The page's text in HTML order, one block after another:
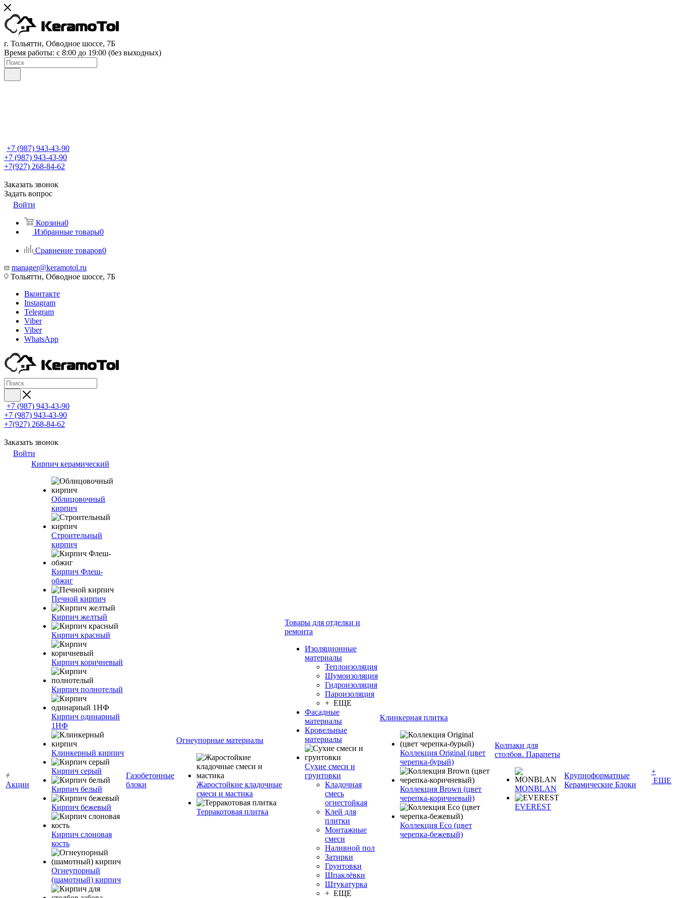
г. Тольятти, Обводное шоссе, 7Б
Время работы: c 8:00 до 19:00 (без выходных)
+7 (987) 943-43-90
+7 (987) 943-43-90
+7(927) 268-84-62
Заказать звонок
Задать вопрос
Войти
Корзина0
Избранные товары0
Сравнение товаров0
manager@keramotol.ru
Тольятти, Обводное шоссе, 7Б
Вконтакте
Instagram
Telegram
Viber
Viber
WhatsApp
+7 (987) 943-43-90
+7 (987) 943-43-90
+7(927) 268-84-62
Заказать звонок
Войти
Акции
Кирпич керамический
Облицовочный
кирпич
Строительный
кирпич
Кирпич Флеш-
обжиг
Печной кирпич
Кирпич желтый
Кирпич красный
Кирпич коричневый
Кирпич полнотелый
Кирпич одинарный
1НФ
Клинкерный кирпич
Кирпич серый
Кирпич белый
Кирпич бежевый
Кирпич слоновая
кость
Огнеупорный
(шамотный) кирпич
Газобетонные
блоки
Огнеупорные материалы
Жаростойкие кладочные
смеси и мастика
Терракотовая плитка
Товары для отделки и
ремонта
Изоляционные
материалы
Теплоизоляция
Шумоизоляция
Гидроизоляция
Пароизоляция
+ ЕЩЕ
Фасадные
материалы
Кровельные
материалы
Сухие смеси и
грунтовки
Кладочная
смесь
огнестойкая
Клей для
плитки
Монтажные
смеси
Наливной пол
Затирки
Грунтовки
Шпаклёвки
Штукатурка
+ ЕЩЕ
Клинкерная плитка
Коллекция Original (цвет
черепка-бурый)
Коллекция Brown (цвет
черепка-коричневый)
Коллекция Eco (цвет
черепка-бежевый)
Колпаки для
столбов. Парапеты
MONBLAN
EVEREST
Крупноформатные
Керамические Блоки
+
ЕЩЕ